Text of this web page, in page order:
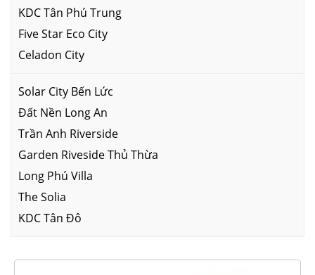
KDC Tân Phú Trung
Five Star Eco City
Celadon City
Solar City Bến Lức
Đất Nền Long An
Trần Anh Riverside
Garden Riveside Thủ Thừa
Long Phú Villa
The Solia
KDC Tân Đô